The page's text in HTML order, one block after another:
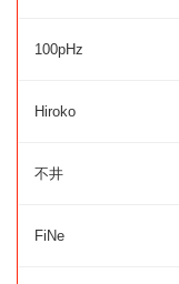
100pHz
Hiroko
不井
FiNe